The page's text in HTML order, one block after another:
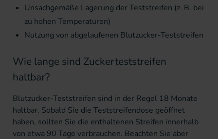
Unsachgemäße Lagerung der Teststreifen (z. B. bei
zu hohen Temperaturen)
Nutzung von abgelaufenen Blutzucker-Teststreifen
Wie lange sind Zuckerteststreifen
haltbar?
Blutzucker-Teststreifen sind in der Regel 18 Monate
haltbar. Sobald Sie die Teststreifendose geöffnet
haben, sollten Sie die enthaltenen Streifen innerhalb
von etwa 90 Tage verbrauchen. Beachten Sie aber